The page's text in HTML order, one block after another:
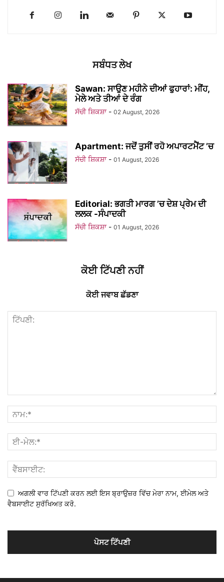
ਸਬੰਧਤ ਲੇਖ
Sawan: ਸਾਉਣ ਮਹੀਨੇ ਦੀਆਂ ਫੁਹਾਰਾਂ: ਮੀਂਹ,
ਮੇਲੇ ਅਤੇ ਤੀਆਂ ਦੇ ਰੰਗ
ਸੱਚੀ ਸ਼ਿਕਸ਼ਾ - 02 August, 2026
Apartment: ਜਦੋਂ ਤੁਸੀਂ ਰਹੋ ਅਪਾਰਟਮੈਂਟ ’ਚ
ਸੱਚੀ ਸ਼ਿਕਸ਼ਾ - 01 August, 2026
Editorial: ਭਗਤੀ ਮਾਰਗ ’ਚ ਦੇਸ਼ ਪ੍ਰੇਮ ਦੀ
ਲਲਕ -ਸੰਪਾਦਕੀ
ਸੱਚੀ ਸ਼ਿਕਸ਼ਾ - 01 August, 2026
ਕੋਈ ਟਿੱਪਣੀ ਨਹੀਂ
ਕੋਈ ਜਵਾਬ ਛੱਡਣਾ
ਅਗਲੀ ਵਾਰ ਟਿੱਪਣੀ ਕਰਨ ਲਈ ਇਸ ਬ੍ਰਾਉਜ਼ਰ ਵਿੱਚ ਮੇਰਾ ਨਾਮ, ਈਮੇਲ ਅਤੇ
ਵੈਬਸਾਈਟ ਸੁਰੱਖਿਅਤ ਕਰੋ.